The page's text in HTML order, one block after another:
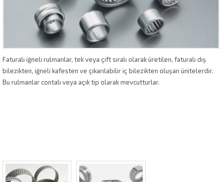
Faturalı iğneli rulmanlar, tek veya çift sıralı olarak üretilen, faturalı dış
bilezikten, iğneli kafesten ve çıkarılabilir iç bilezikten oluşan ünitelerdir.
Bu rulmanlar contalı veya açık tip olarak mevcutturlar.